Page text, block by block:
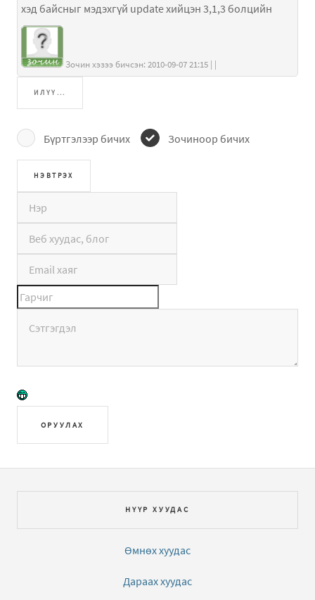
хэд байсныг мэдэхгүй update хийцэн 3,1,3 болцийн
Зочин хэзээ бичсэн: 2010-09-07 21:15 | |
ИЛҮҮ...
Бүртгэлээр бичих Зочиноор бичих
ОРУУЛАХ
НҮҮР ХУУДАС
Өмнөх хуудас
Дараах хуудас